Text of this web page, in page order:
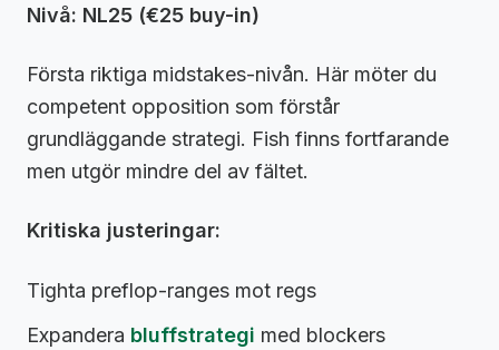
Nivå: NL25 (€25 buy-in)
Första riktiga midstakes-nivån. Här möter du
competent opposition som förstår
grundläggande strategi. Fish finns fortfarande
men utgör mindre del av fältet.
Kritiska justeringar:
Tighta preflop-ranges mot regs
Expandera bluffstrategi med blockers